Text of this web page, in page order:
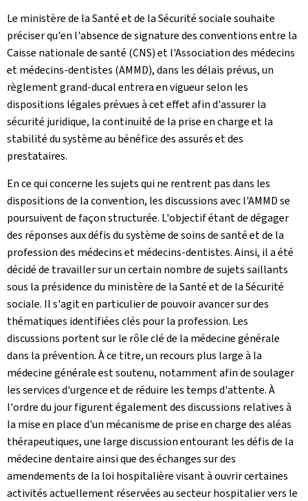
Le ministère de la Santé et de la Sécurité sociale souhaite
préciser qu'en l'absence de signature des conventions entre la
Caisse nationale de santé (CNS) et l'Association des médecins
et médecins-dentistes (AMMD), dans les délais prévus, un
règlement grand‑ducal entrera en vigueur selon les
dispositions légales prévues à cet effet afin d'assurer la
sécurité juridique, la continuité de la prise en charge et la
stabilité du système au bénéfice des assurés et des
prestataires.
En ce qui concerne les sujets qui ne rentrent pas dans les
dispositions de la convention, les discussions avec l'AMMD se
poursuivent de façon structurée. L'objectif étant de dégager
des réponses aux défis du système de soins de santé et de la
profession des médecins et médecins-dentistes. Ainsi, il a été
décidé de travailler sur un certain nombre de sujets saillants
sous la présidence du ministère de la Santé et de la Sécurité
sociale. Il s'agit en particulier de pouvoir avancer sur des
thématiques identifiées clés pour la profession. Les
discussions portent sur le rôle clé de la médecine générale
dans la prévention. À ce titre, un recours plus large à la
médecine générale est soutenu, notamment afin de soulager
les services d'urgence et de réduire les temps d'attente. À
l'ordre du jour figurent également des discussions relatives à
la mise en place d'un mécanisme de prise en charge des aléas
thérapeutiques, une large discussion entourant les défis de la
médecine dentaire ainsi que des échanges sur des
amendements de la loi hospitalière visant à ouvrir certaines
activités actuellement réservées au secteur hospitalier vers le